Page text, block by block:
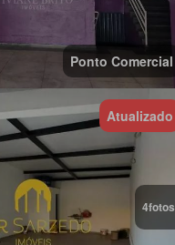
Ponto Comercial
4fotos
Atualizado